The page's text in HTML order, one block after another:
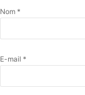
Nom *
E-mail *